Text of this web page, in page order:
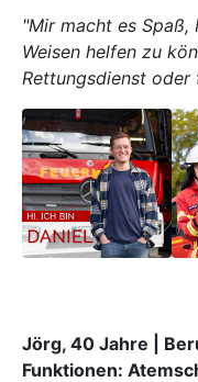
"Mir macht es Spaß,
Weisen helfen zu
Rettungsdienst oder
Jörg, 40 Jahre |
Funktionen: